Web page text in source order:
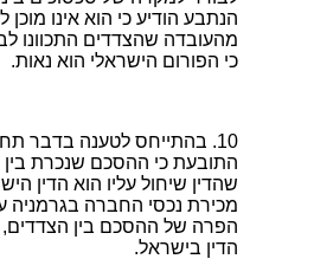
הנתבע הודיע כי הוא אינו מוכן
מהעובדה שהצדדים התכוונו
כי הפורום הישראלי הוא נאות.
בהתייחס לטענה בדבר
התובעת כי ההסכם שנכרת
שהדין שיחול עליו הוא הדין
מכירת נכסי החברה בגרמניה
הפרה של ההסכם בין הצדדים,
הדין בישראל.